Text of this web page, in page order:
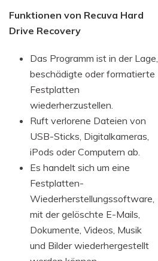
Funktionen von Recuva Hard
Drive Recovery
Das Programm ist in der Lage,
beschädigte oder formatierte
Festplatten
wiederherzustellen.
Ruft verlorene Dateien von
USB-Sticks, Digitalkameras,
iPods oder Computern ab.
Es handelt sich um eine
Festplatten-
Wiederherstellungssoftware,
mit der gelöschte E-Mails,
Dokumente, Videos, Musik
und Bilder wiederhergestellt